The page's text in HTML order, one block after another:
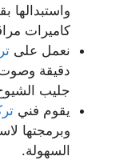
كاميرات
نعمل على
دقيقة
جليب
يقوم فني
وبرمجتها
السهولة.